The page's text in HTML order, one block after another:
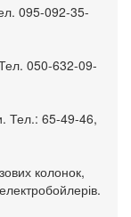
095-092-35-
050-632-09-
65-49-46,
колонок,